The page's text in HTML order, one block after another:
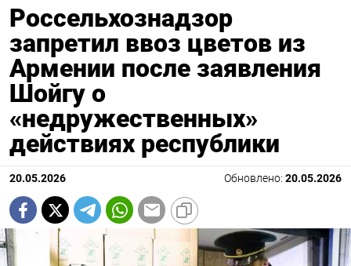
Россельхознадзор
запретил ввоз цветов из
Армении после заявления
Шойгу о
«недружественных»
действиях республики
20.05.2026 Обновлено: 20.05.2026